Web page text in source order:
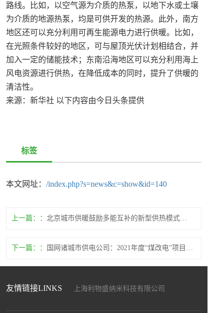
路线。比如，以空气源为介质的热泵，以地下水或土壤
为介质的地源热泵，均是可供开发的热源。此外，南方
地区还可以充分利用可再生能源电力进行供暖。比如，
在光照条件较好的地区，可与屋顶光伏计划相结合，并
加入一定的储能技术；东南沿海地区可以充分利用海上
风电资源进行供热，在降低成本的同时，提升了供暖的
清洁性。
来源：新华社 以下内容由今日头条提供
标签
本文网址：/index.php?s=news&c=show&id=140
上一篇： 北京城市供暖鼓励多能互补的新型供热模式，推动供热系统重构
下一篇： 国网诸城市供电公司：2021年度“煤改电”项目全面竣工
友情链接LINKS
上海利物盛纳米科技有限公司